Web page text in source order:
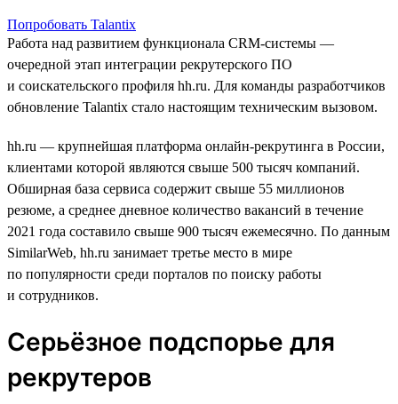
Попробовать Talantix
Работа над развитием функционала CRM-системы —
очередной этап интеграции рекрутерского ПО
и соискательского профиля hh.ru. Для команды разработчиков
обновление Talantix стало настоящим техническим вызовом.
hh.ru — крупнейшая платформа онлайн-рекрутинга в России,
клиентами которой являются свыше 500 тысяч компаний.
Обширная база сервиса содержит свыше 55 миллионов
резюме, а среднее дневное количество вакансий в течение
2021 года составило свыше 900 тысяч ежемесячно. По данным
SimilarWeb, hh.ru занимает третье место в мире
по популярности среди порталов по поиску работы
и сотрудников.
Серьёзное подспорье для
рекрутеров